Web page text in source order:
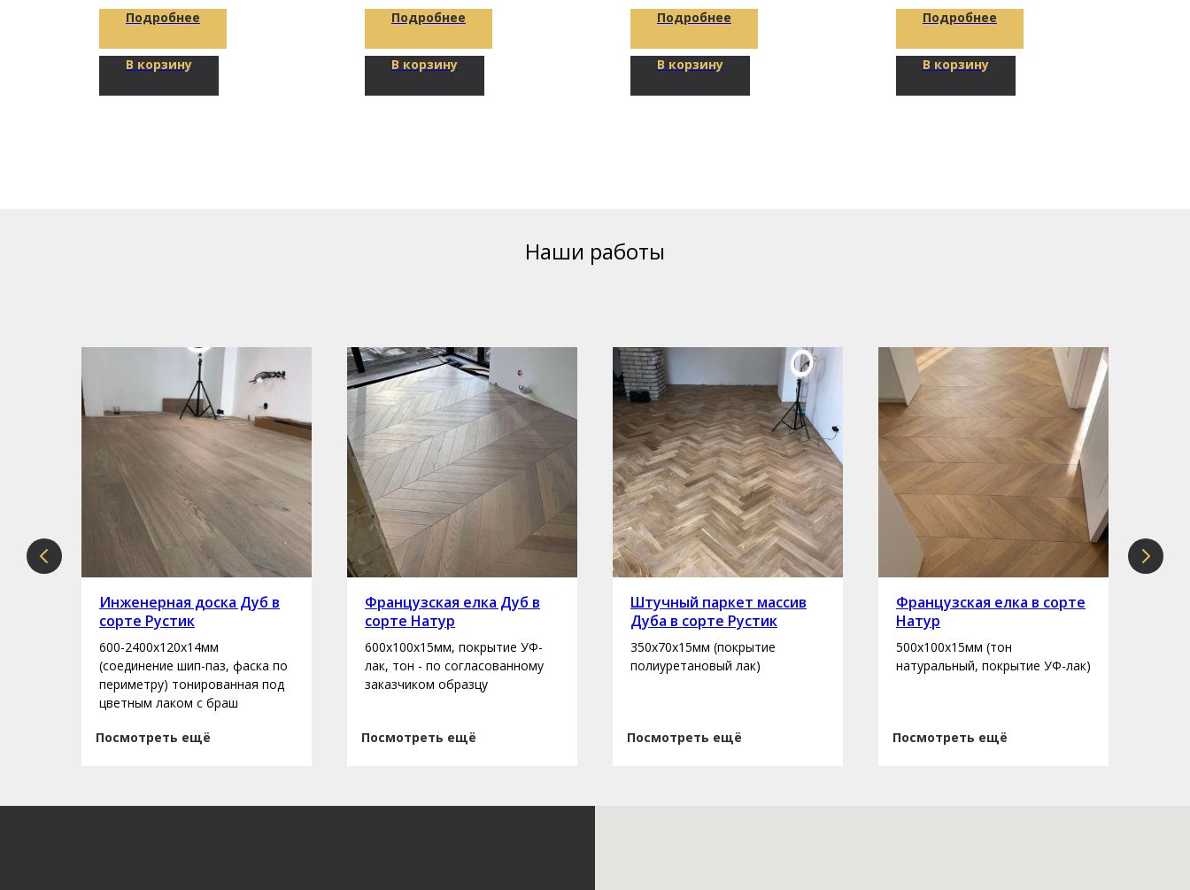
Подробнее
В корзину
Подробнее
В корзину
Подробнее
В корзину
Подробнее
В корзину
Наши работы
Инженерная доска Дуб в
сорте Рустик
600-2400х120х14мм
(соединение шип-паз, фаска по
периметру) тонированная под
цветным лаком с браш
Посмотреть ещё
Французская елка Дуб в
сорте Натур
600х100х15мм, покрытие УФ-
лак, тон - по согласованному
заказчиком образцу
Посмотреть ещё
Штучный паркет массив
Дуба в сорте Рустик
350х70х15мм (покрытие
полиуретановый лак)
Посмотреть ещё
Французская елка в сорте
Натур
500х100х15мм (тон
натуральный, покрытие УФ-лак)
Посмотреть ещё